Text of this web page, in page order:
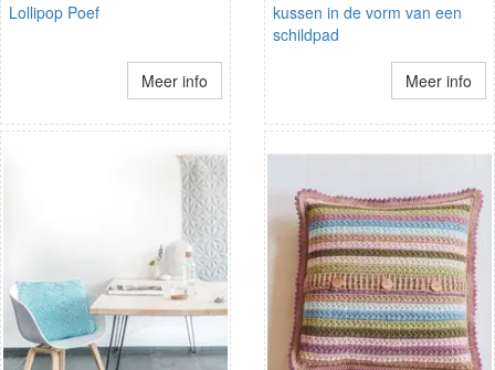
Lollipop Poef
Meer info
kussen in de vorm van een
schildpad
Meer info